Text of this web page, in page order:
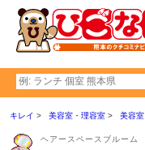
キレイ 美容室・理容室 美容室
ヘアースペースブルーム